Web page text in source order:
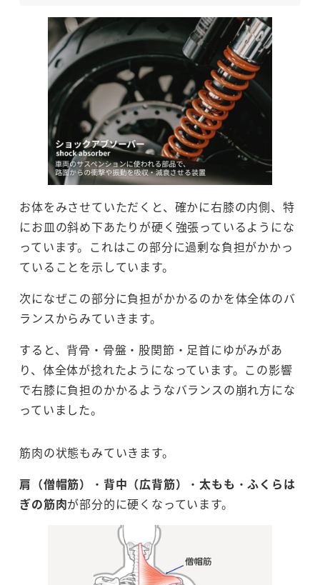
お体をみさせていただくと、確かに右膝の内側、特
にお皿の斜め下あたりが硬く強張っているようにな
っています。これはこの部分に過剰な負担がかかっ
ていることを示しています。
次になぜこの部分に負担がかかるのかを体全体のバ
ランスからみていきます。
すると、背骨・骨盤・股関節・足首にゆがみがあ
り、体全体が捻れたようになっています。この影響
で右膝に負担のかかるようなバランスの崩れ方にな
っていました。
筋肉の状態もみていきます。
肩（僧帽筋）
・ 背中（広背筋） ・ 太もも ・ふくらは
ぎの筋肉が部分的に硬くなっています。